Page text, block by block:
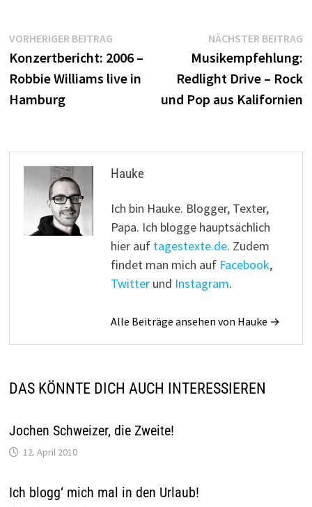
Beitragsnavigation
VORHERIGER BEITRAGVorheriger
Beitrag:
Konzertbericht: 2006 –
Robbie Williams live in
Hamburg
NÄCHSTER BEITRAG
Musikempfehlung:
Redlight Drive – Rock
und Pop aus Kalifornien
Hauke
Ich bin Hauke. Blogger, Texter,
Papa. Ich blogge hauptsächlich
hier auf tagestexte.de. Zudem
findet man mich auf Facebook,
Twitterund Instagram.
Alle Beiträge ansehen von Hauke →
DAS KÖNNTE DICH AUCH INTERESSIEREN
Jochen Schweizer, die Zweite!
12. April 2010
Ich blogg‘ mich mal in den Urlaub!